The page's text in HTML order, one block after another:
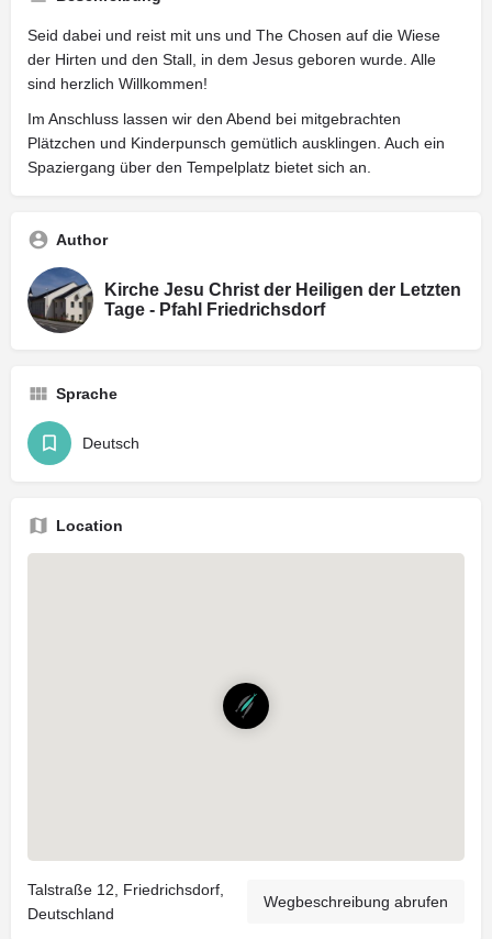
Seid dabei und reist mit uns und The Chosen auf die Wiese
der Hirten und den Stall, in dem Jesus geboren wurde. Alle
sind herzlich Willkommen!
Im Anschluss lassen wir den Abend bei mitgebrachten
Plätzchen und Kinderpunsch gemütlich ausklingen. Auch ein
Spaziergang über den Tempelplatz bietet sich an.
Author
Kirche Jesu Christ der Heiligen der Letzten
Tage - Pfahl Friedrichsdorf
Sprache
Deutsch
Location
Talstraße 12, Friedrichsdorf,
Deutschland
Wegbeschreibung abrufen